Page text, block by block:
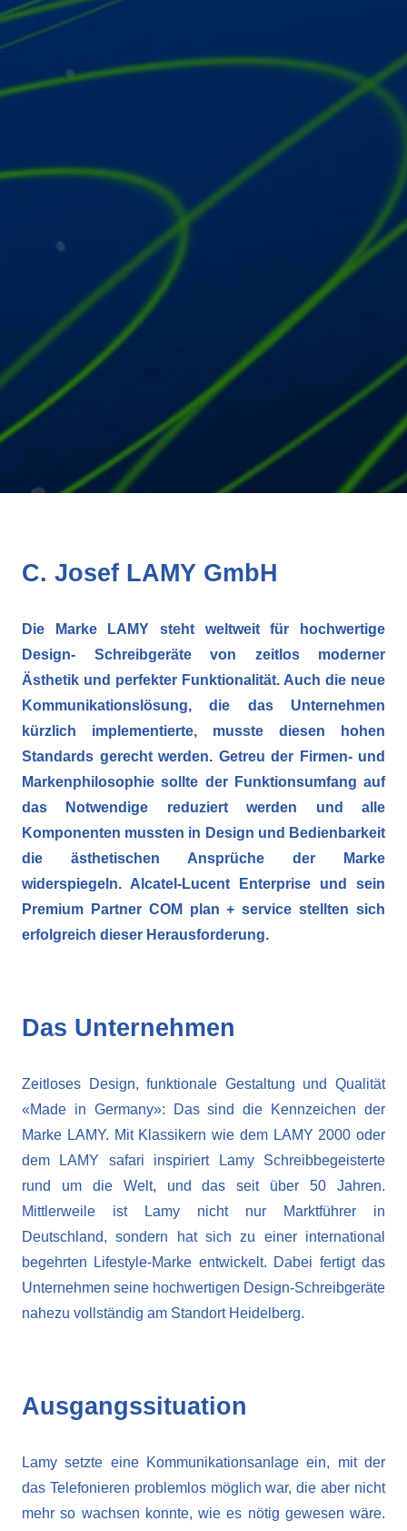
C. Josef LAMY GmbH
Die Marke LAMY steht weltweit für hochwertige
Design- Schreibgeräte von zeitlos moderner
Ästhetik und perfekter Funktionalität. Auch die neue
Kommunikationslösung, die das Unternehmen
kürzlich implementierte, musste diesen hohen
Standards gerecht werden. Getreu der Firmen- und
Markenphilosophie sollte der Funktionsumfang auf
das Notwendige reduziert werden und alle
Komponenten mussten in Design und Bedienbarkeit
die ästhetischen Ansprüche der Marke
widerspiegeln. Alcatel-Lucent Enterprise und sein
Premium Partner COM plan + service stellten sich
erfolgreich dieser Herausforderung.
Das Unternehmen
Zeitloses Design, funktionale Gestaltung und Qualität
«Made in Germany»: Das sind die Kennzeichen der
Marke LAMY. Mit Klassikern wie dem LAMY 2000 oder
dem LAMY safari inspiriert Lamy Schreibbegeisterte
rund um die Welt, und das seit über 50 Jahren.
Mittlerweile ist Lamy nicht nur Marktführer in
Deutschland, sondern hat sich zu einer international
begehrten Lifestyle-Marke entwickelt. Dabei fertigt das
Unternehmen seine hochwertigen Design-Schreibgeräte
nahezu vollständig am Standort Heidelberg.
Ausgangssituation
Lamy setzte eine Kommunikationsanlage ein, mit der
das Telefonieren problemlos möglich war, die aber nicht
mehr so wachsen konnte, wie es nötig gewesen wäre.